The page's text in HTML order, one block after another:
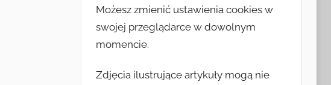
Możesz zmienić ustawienia cookies w
swojej przeglądarce w dowolnym
momencie.
Zdjęcia ilustrujące artykuły mogą nie